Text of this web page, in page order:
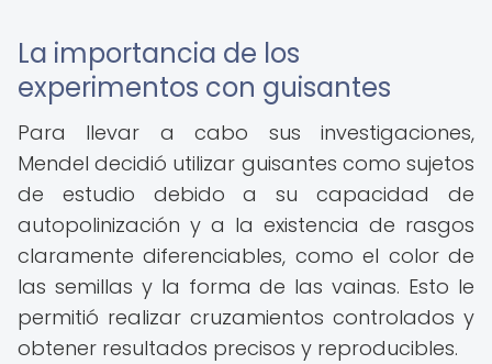
La importancia de los
experimentos con guisantes
Para llevar a cabo sus investigaciones,
Mendel decidió utilizar guisantes como sujetos
de estudio debido a su capacidad de
autopolinización y a la existencia de rasgos
claramente diferenciables, como el color de
las semillas y la forma de las vainas. Esto le
permitió realizar cruzamientos controlados y
obtener resultados precisos y reproducibles.